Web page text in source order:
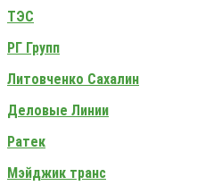
ТЭС
РГ Групп
Литовченко Сахалин
Деловые Линии
Ратек
Мэйджик транс